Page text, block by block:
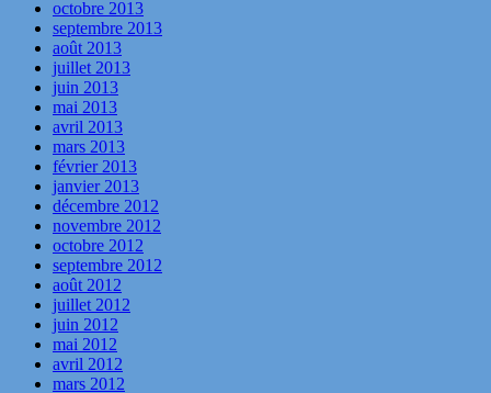
octobre 2013
septembre 2013
août 2013
juillet 2013
juin 2013
mai 2013
avril 2013
mars 2013
février 2013
janvier 2013
décembre 2012
novembre 2012
octobre 2012
septembre 2012
août 2012
juillet 2012
juin 2012
mai 2012
avril 2012
mars 2012